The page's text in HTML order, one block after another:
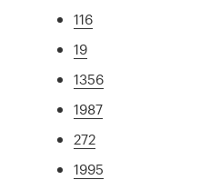
116
19
1356
1987
272
1995